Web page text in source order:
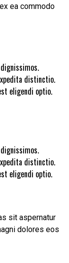
ea commodo
distinctio.
eligendi optio.
distinctio.
eligendi optio.
sit aspernatur
dolores eos